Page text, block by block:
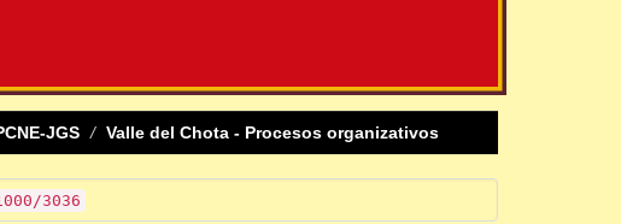
JGS Valle del Chota - Procesos organizativos
3036